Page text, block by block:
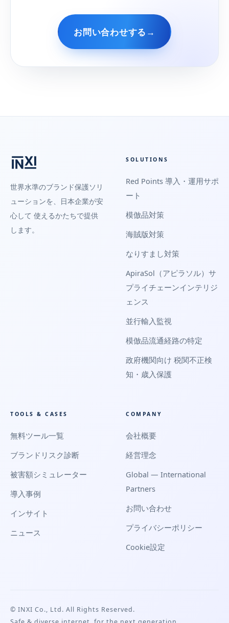
お問い合わせする →
世界水準のブランド保護ソリ
ューションを、日本企業が安
心して 使えるかたちで提供
します。
SOLUTIONS
Red Points 導入・運用サポ
ート
模倣品対策
海賊版対策
なりすまし対策
ApiraSol（アピラソル）サ
プライチェーンインテリジ
ェンス
並行輸入監視
模倣品流通経路の特定
政府機関向け 税関不正検
知・歳入保護
TOOLS & CASES
無料ツール一覧
ブランドリスク診断
被害額シミュレーター
導入事例
インサイト
ニュース
COMPANY
会社概要
経営理念
Global — International
Partners
お問い合わせ
プライバシーポリシー
Cookie設定
© INXI Co., Ltd. All Rights Reserved.